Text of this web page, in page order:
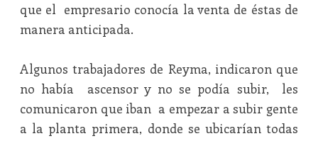
que el empresario conocía la venta de éstas de
manera anticipada.
Algunos trabajadores de Reyma, indicaron que
no había ascensor y no se podía subir, les
comunicaron que iban a empezar a subir gente
a la planta primera, donde se ubicarían todas